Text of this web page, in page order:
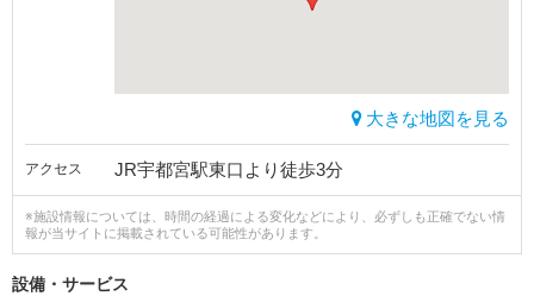
大きな地図を見る
アクセス JR宇都宮駅東口より徒歩3分
※施設情報については、時間の経過による変化などにより、必ずしも正確でない情
報が当サイトに掲載されている可能性があります。
設備・サービス